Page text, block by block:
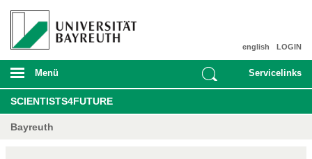
LOGIN
english
Menü Servicelinks
SCIENTISTS4FUTURE
Bayreuth